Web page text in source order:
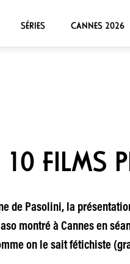
SÉRIES CANNES 2026
FILMS
de Pasolini, la
montré à Cannes en
on le sait fétichiste